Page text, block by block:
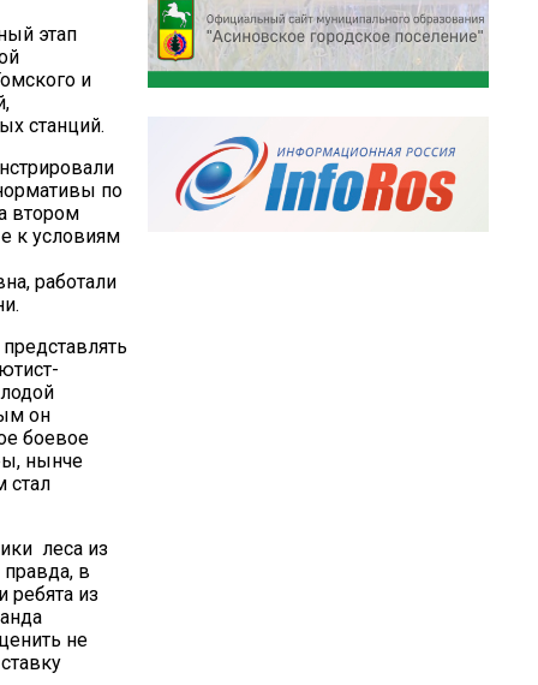
этап
и
станций.
по
втором
к условиям
работали
он
боевое
нынче
стал
леса из
в
из
не